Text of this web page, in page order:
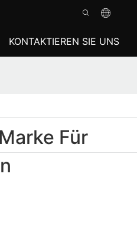
KONTAKTIEREN SIE UNS
Für